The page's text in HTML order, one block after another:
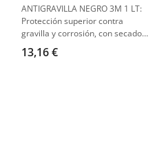
ANTIGRAVILLA NEGRO 3M 1 LT:
Protección superior contra
gravilla y corrosión, con secado
rápido y posibilidad de repintado.
13,16 €